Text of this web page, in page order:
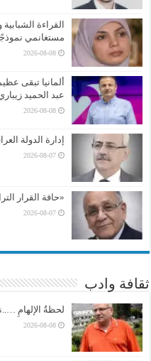
القراءة
مستغانمي
2026-08-08
ألمانيا تبقى
عبد الحميد
2026-08-08
إدارة الدولة
2026-08-07
«حافة القرار
2026-08-07
ثقافة وادب
لحظةُ الإلهامِ
2026-08-08